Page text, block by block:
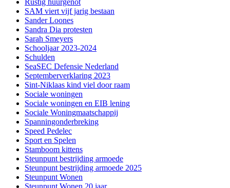
Rustig huurgenot
SAM viert vijf jarig bestaan
Sander Loones
Sandra Dia protesten
Sarah Smeyers
Schooljaar 2023-2024
Schulden
SeaSEC Defensie Nederland
Septemberverklaring 2023
Sint-Niklaas kind viel door raam
Sociale woningen
Sociale woningen en EIB lening
Sociale Woningmaatschappij
Spanningonderbreking
Speed Pedelec
Sport en Spelen
Stamboom kittens
Steunpunt bestrijding armoede
Steunpunt bestrijding armoede 2025
Steunpunt Wonen